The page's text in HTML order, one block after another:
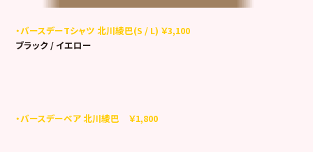
・バースデーTシャツ 北川綾巴(S / L) ￥3,100
ブラック / イエロー
・バースデーベア 北川綾巴 ￥1,800